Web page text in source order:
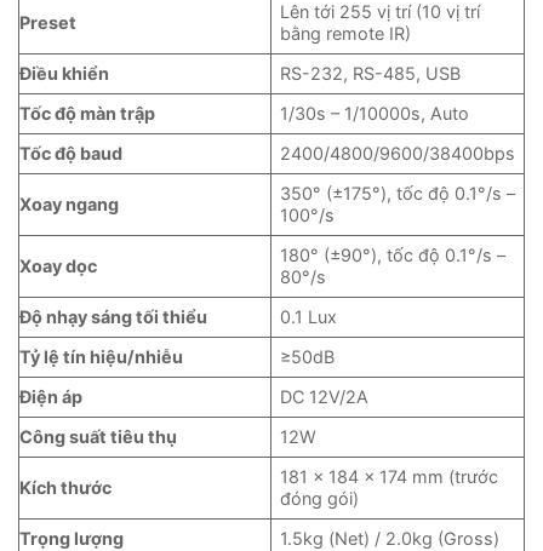
Preset
Lên tới 255 vị trí (10 vị trí
bằng remote IR)
Điều khiển
RS-232, RS-485, USB
Tốc độ màn trập
1/30s – 1/10000s, Auto
Tốc độ baud
2400/4800/9600/38400bps
Xoay ngang
350° (±175°), tốc độ 0.1°/s –
100°/s
Xoay dọc
180° (±90°), tốc độ 0.1°/s –
80°/s
Độ nhạy sáng tối thiểu
0.1 Lux
Tỷ lệ tín hiệu/nhiễu
≥50dB
Điện áp
DC 12V/2A
Công suất tiêu thụ
12W
Kích thước
181 × 184 × 174 mm (trước
đóng gói)
Trọng lượng
1.5kg (Net) / 2.0kg (Gross)